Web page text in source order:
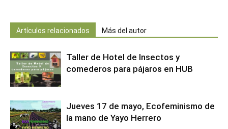
Artículos relacionados Más del autor
Taller de Hotel de Insectos y
comederos para pájaros en HUB
Jueves 17 de mayo, Ecofeminismo de
la mano de Yayo Herrero